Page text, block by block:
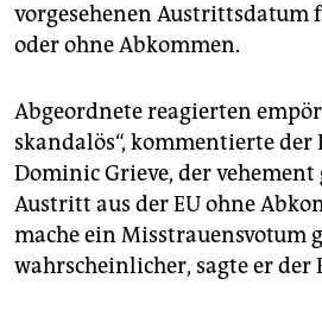
vorgesehenen Austrittsdatum
oder ohne Abkommen.
Abgeordnete reagierten
skandalös“, kommentierte der
Dominic Grieve, der vehement
Austritt aus der EU ohne
mache ein Misstrauensvotum
wahrscheinlicher, sagte er der